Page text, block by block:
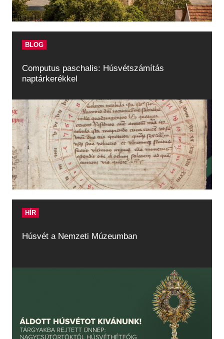
BLOG
Computus paschalis: Húsvétszámítás
naptárkerékkel
HÍR
Húsvét a Nemzeti Múzeumban